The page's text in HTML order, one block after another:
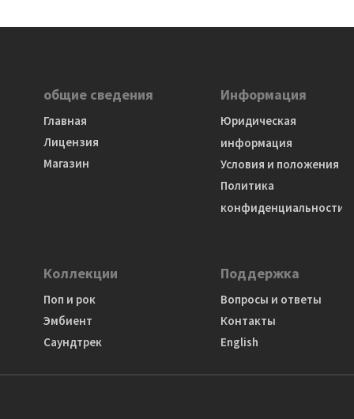
общие сведения
Главная
Лицензия
Магазин
Информация
Юридическая
информация
Условия и положения
Политика
конфиденциальности
Коллекции
Поп и рок
Эмбиент
Саундтрек
Поддержка
Вопросы и ответы
Контакты
English